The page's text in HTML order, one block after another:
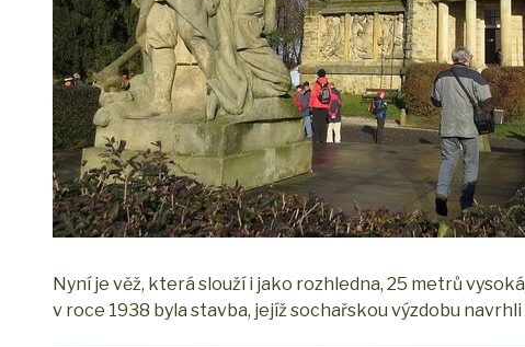
Nyní je věž, která slouží i jako rozhledna, 25 metrů
v roce 1938 byla stavba, jejíž sochařskou výzdobu